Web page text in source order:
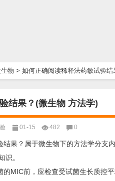
物 > 如何正确阅读稀释法药敏试验
结果？(微生物 方法学)
01-15 482 0
果？属于微生物下的方法学分
识。
MIC前，应检查受试菌生长质控